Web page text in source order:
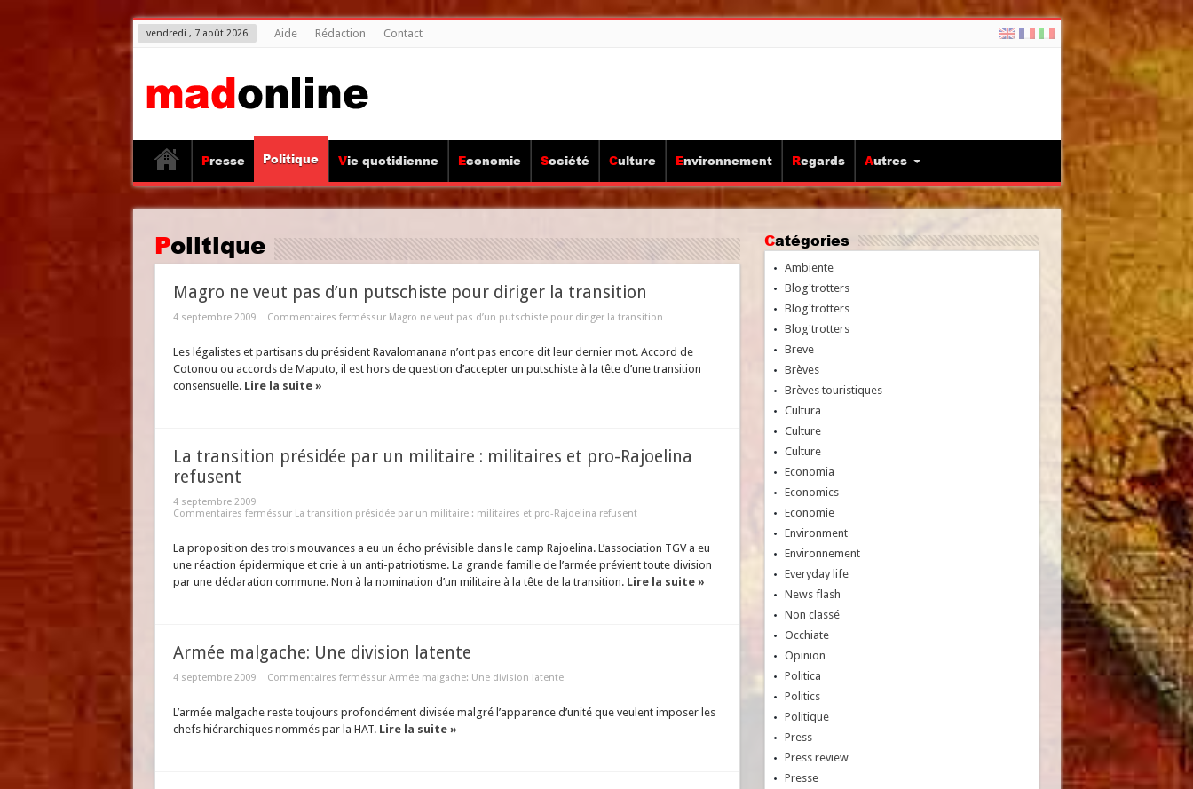
vendredi , 7 août 2026 Aide Rédaction Contact
Presse Politique Vie quotidienne Economie Société Culture Environnement Regards Autres
Politique
Magro ne veut pas d’un putschiste pour diriger la transition
4 septembre 2009 Commentaires ferméssur Magro ne veut pas d’un putschiste pour diriger la transition
Les légalistes et partisans du président Ravalomanana n’ont pas encore dit leur dernier mot. Accord de
Cotonou ou accords de Maputo, il est hors de question d’accepter un putschiste à la tête d’une transition
consensuelle. Lire la suite »
La transition présidée par un militaire : militaires et pro-Rajoelina
refusent
4 septembre 2009
Commentaires ferméssur La transition présidée par un militaire : militaires et pro-Rajoelina refusent
La proposition des trois mouvances a eu un écho prévisible dans le camp Rajoelina. L’association TGV a eu
une réaction épidermique et crie à un anti-patriotisme. La grande famille de l’armée prévient toute division
par une déclaration commune. Non à la nomination d’un militaire à la tête de la transition. Lire la suite »
Armée malgache: Une division latente
4 septembre 2009 Commentaires ferméssur Armée malgache: Une division latente
L’armée malgache reste toujours profondément divisée malgré l’apparence d’unité que veulent imposer les
chefs hiérarchiques nommés par la HAT. Lire la suite »
Catégories
Ambiente
Blog'trotters
Blog'trotters
Blog'trotters
Breve
Brèves
Brèves touristiques
Cultura
Culture
Culture
Economia
Economics
Economie
Environment
Environnement
Everyday life
News flash
Non classé
Occhiate
Opinion
Politica
Politics
Politique
Press
Press review
Presse